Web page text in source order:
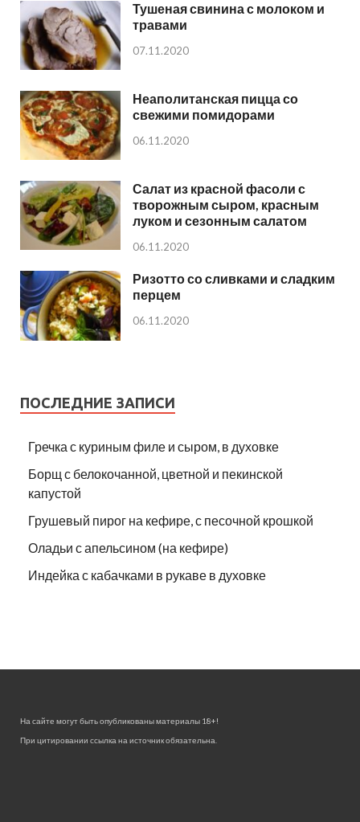
Тушеная свинина с молоком и
травами
07.11.2020
Неаполитанская пицца со
свежими помидорами
06.11.2020
Салат из красной фасоли с
творожным сыром, красным
луком и сезонным салатом
06.11.2020
Ризотто со сливками и сладким
перцем
06.11.2020
ПОСЛЕДНИЕ ЗАПИСИ
Гречка с куриным филе и сыром, в духовке
Борщ с белокочанной, цветной и пекинской
капустой
Грушевый пирог на кефире, с песочной крошкой
Оладьи с апельсином (на кефире)
Индейка с кабачками в рукаве в духовке
На сайте могут быть опубликованы материалы 18+!
При цитировании ссылка на источник обязательна.